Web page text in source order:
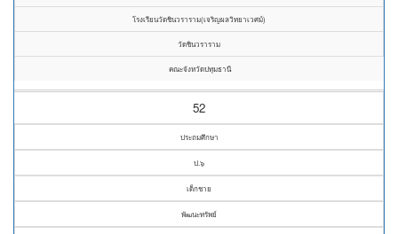
โรงเรียนวัดชินวราราม(เจริญผลวิทยาเวศม์)
วัดชินวราราม
คณะจังหวัดปทุมธานี
52
ประถมศึกษา
ป.๖
เด็กชาย
พัฒนะทรัพย์